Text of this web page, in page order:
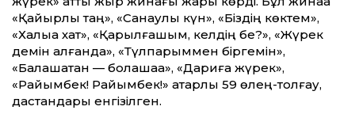
«Қайырлы таң», «Санаулы күн», «Біздің көктем»,
«Халыққа хат», «Қарылғашым, келдің бе?», «Жүрек
демін алғанда», «Түлпарыммен біргемін»,
«Балашақтан — болашаққа», «Дариға жүрек»,
«Райымбек! Райымбек!» қатарлы 59 өлең-толғау,
дастандары енгізілген.